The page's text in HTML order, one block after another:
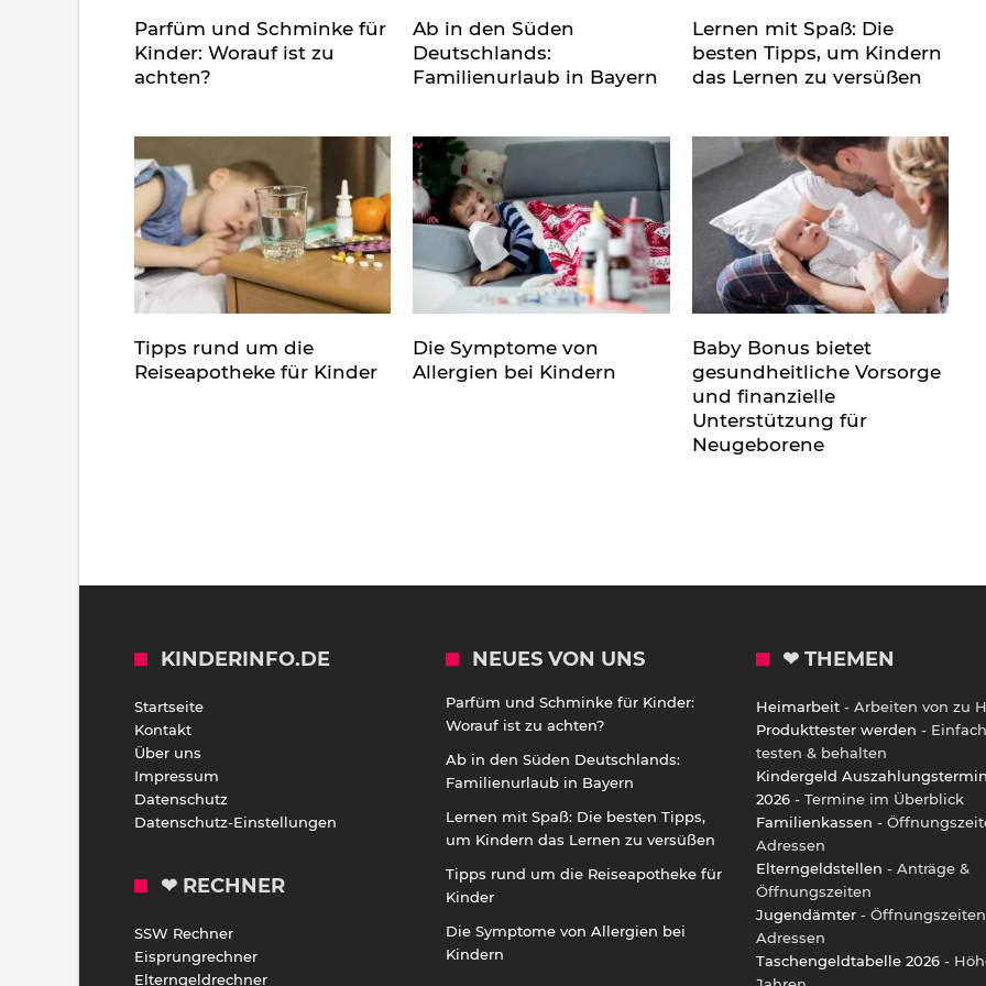
Parfüm und Schminke für
Kinder: Worauf ist zu
achten?
Ab in den Süden
Deutschlands:
Familienurlaub in Bayern
Lernen mit Spaß: Die
besten Tipps, um Kindern
das Lernen zu versüßen
Tipps rund um die
Reiseapotheke für Kinder
Die Symptome von
Allergien bei Kindern
Baby Bonus bietet
gesundheitliche Vorsorge
und finanzielle
Unterstützung für
Neugeborene
KINDERINFO.DE
Startseite
Kontakt
Über uns
Impressum
Datenschutz
Datenschutz-Einstellungen
❤ RECHNER
SSW Rechner
Eisprungrechner
Elterngeldrechner
NEUES VON UNS
Parfüm und Schminke für Kinder:
Worauf ist zu achten?
Ab in den Süden Deutschlands:
Familienurlaub in Bayern
Lernen mit Spaß: Die besten Tipps,
um Kindern das Lernen zu versüßen
Tipps rund um die Reiseapotheke für
Kinder
Die Symptome von Allergien bei
Kindern
❤ THEMEN
Heimarbeit - Arbeiten von zu
Produkttester werden - Einfach
testen & behalten
Kindergeld
2026 - Termine im Überblick
Familienkassen -
Adressen
Elterngeldstellen - Anträge &
Öffnungszeiten
Jugendämter -
Adressen
Taschengeldtabelle 2026 -